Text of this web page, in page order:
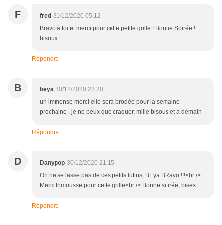
F fred 31/12/2020 05:12
Bravo à toi et merci pour cette petite grille ! Bonne Soirée !
bisous
Répondre
B beya 30/12/2020 23:30
un immense merci elle sera brodée pour la semaine
prochaine , je ne peux que craquer, mille bisous et à demain
Répondre
D Danypop 30/12/2020 21:15
On ne se lasse pas de ces petits lutins, BEya BRavo !!!<br />
Merci frimousse pour cette grille<br /> Bonne soirée, bises
Répondre